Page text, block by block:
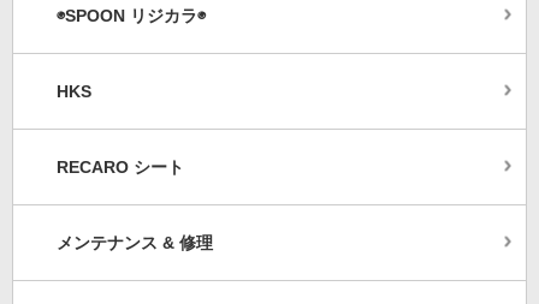
◉SPOON リジカラ◉
HKS
RECARO シート
メンテナンス & 修理